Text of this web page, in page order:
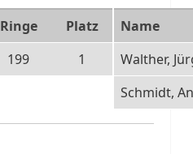
Ringe
Platz
199 1
Name
Walther,
Schmidt,